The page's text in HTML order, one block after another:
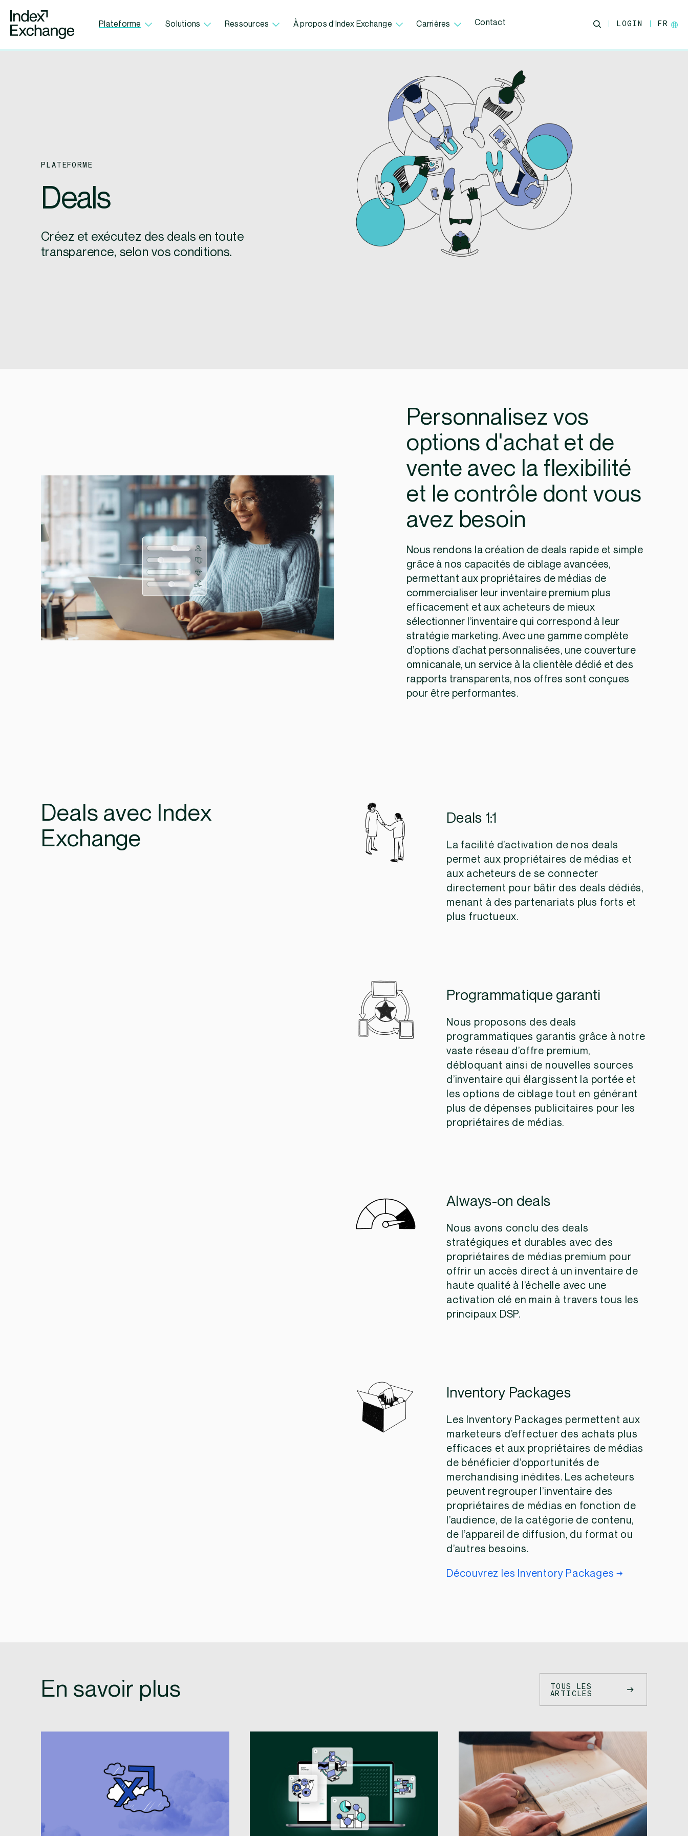
Index Exchange Home page
Plateforme Solutions Ressources À propos d’Index Exchange Carrières Contact LOGIN FR
PLATEFORME
Deals
Créez et exécutez des deals en toute
transparence, selon vos conditions.
Personnalisez vos
options d'achat et de
vente avec la flexibilité
et le contrôle dont vous
avez besoin
Nous rendons la création de deals rapide et simple
grâce à nos capacités de ciblage avancées,
permettant aux propriétaires de médias de
commercialiser leur inventaire premium plus
efficacement et aux acheteurs de mieux
sélectionner l’inventaire qui correspond à leur
stratégie marketing. Avec une gamme complète
d’options d’achat personnalisées, une couverture
omnicanale, un service à la clientèle dédié et des
rapports transparents, nos offres sont conçues
pour être performantes.
Deals avec Index
Exchange
Deals 1:1
La facilité d’activation de nos deals
permet aux propriétaires de médias et
aux acheteurs de se connecter
directement pour bâtir des deals dédiés,
menant à des partenariats plus forts et
plus fructueux.
Programmatique garanti
Nous proposons des deals
programmatiques garantis grâce à notre
vaste réseau d’offre premium,
débloquant ainsi de nouvelles sources
d’inventaire qui élargissent la portée et
les options de ciblage tout en générant
plus de dépenses publicitaires pour les
propriétaires de médias.
Always-on deals
Nous avons conclu des deals
stratégiques et durables avec des
propriétaires de médias premium pour
offrir un accès direct à un inventaire de
haute qualité à l’échelle avec une
activation clé en main à travers tous les
principaux DSP.
Inventory Packages
Les Inventory Packages permettent aux
marketeurs d’effectuer des achats plus
efficaces et aux propriétaires de médias
de bénéficier d’opportunités de
merchandising inédites. Les acheteurs
peuvent regrouper l’inventaire des
propriétaires de médias en fonction de
l’audience, de la catégorie de contenu,
de l’appareil de diffusion, du format ou
d’autres besoins.
Découvrez les Inventory Packages
En savoir plus TOUS LES
ARTICLES